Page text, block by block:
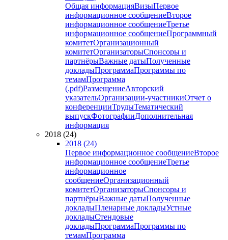
Общая информацияВизыПервое
информационное сообщениеВторое
информационное сообщениеТретье
информационное сообщениеПрограммный
комитетОрганизационный
комитетОрганизаторыСпонсоры и
партнёрыВажные датыПолученные
докладыПрограммаПрограммы по
темамПрограмма
(.pdf)РазмещениеАвторский
указательОрганизации-участникиОтчет о
конференцииТрудыТематический
выпускФотографииДополнительная
информация
2018 (24)
2018 (24)
Первое информационное сообщениеВторое
информационное сообщениеТретье
информационное
сообщениеОрганизационный
комитетОрганизаторыСпонсоры и
партнёрыВажные датыПолученные
докладыПленарные докладыУстные
докладыСтендовые
докладыПрограммаПрограммы по
темамПрограмма